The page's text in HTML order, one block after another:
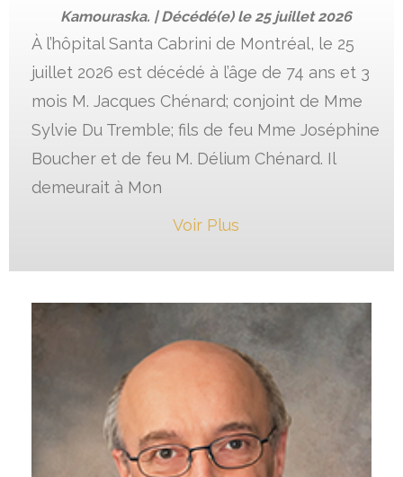
Kamouraska. | Décédé(e) le 25 juillet 2026
À l’hôpital Santa Cabrini de Montréal, le 25
juillet 2026 est décédé à l’âge de 74 ans et 3
mois M. Jacques Chénard; conjoint de Mme
Sylvie Du Tremble; fils de feu Mme Joséphine
Boucher et de feu M. Délium Chénard. Il
demeurait à Mon
Voir Plus